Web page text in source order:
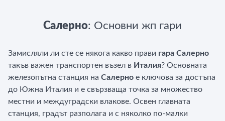
Салерно: Основни жп гари
Замисляли ли сте се някога какво прави гара Салерно
такъв важен транспортен възел в Италия? Основната
железопътна станция на Салерно е ключова за достъпа
до Южна Италия и е свързваща точка за множество
местни и междуградски влакове. Освен главната
станция, градът разполага и с няколко по-малки